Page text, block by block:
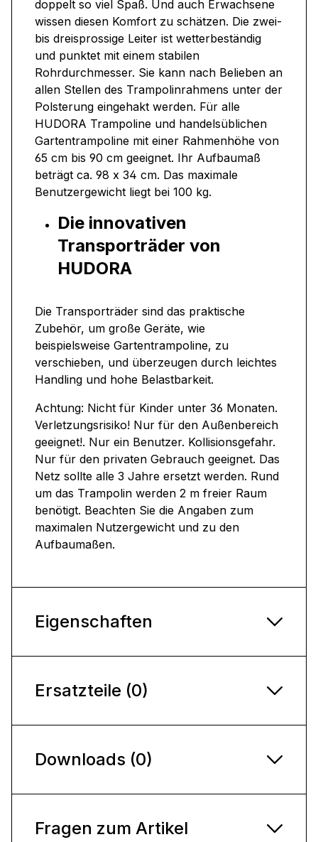
doppelt so viel Spaß. Und auch Erwachsene
wissen diesen Komfort zu schätzen. Die zwei-
bis dreisprossige Leiter ist wetterbeständig
und punktet mit einem stabilen
Rohrdurchmesser. Sie kann nach Belieben an
allen Stellen des Trampolinrahmens unter der
Polsterung eingehakt werden. Für alle
HUDORA Trampoline und handelsüblichen
Gartentrampoline mit einer Rahmenhöhe von
65 cm bis 90 cm geeignet. Ihr Aufbaumaß
beträgt ca. 98 x 34 cm. Das maximale
Benutzergewicht liegt bei 100 kg.
Die innovativen
Transporträder von
HUDORA
Die Transporträder sind das praktische
Zubehör, um große Geräte, wie
beispielsweise Gartentrampoline, zu
verschieben, und überzeugen durch leichtes
Handling und hohe Belastbarkeit.
Achtung: Nicht für Kinder unter 36 Monaten.
Verletzungsrisiko! Nur für den Außenbereich
geeignet!. Nur ein Benutzer. Kollisionsgefahr.
Nur für den privaten Gebrauch geeignet. Das
Netz sollte alle 3 Jahre ersetzt werden. Rund
um das Trampolin werden 2 m freier Raum
benötigt. Beachten Sie die Angaben zum
maximalen Nutzergewicht und zu den
Aufbaumaßen.
Eigenschaften
Ersatzteile (0)
Downloads (0)
Fragen zum Artikel